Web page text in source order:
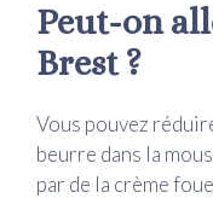
Peut-on
Brest ?
Vous pouvez
beurre dans la
par de la crème